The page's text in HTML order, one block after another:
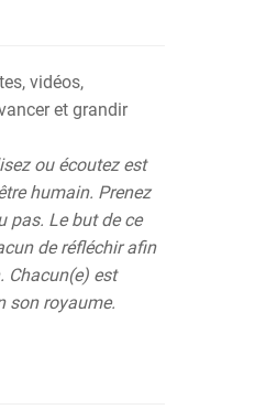
vidéos,
et grandir
ou écoutez est
humain. Prenez
pas. Le but de ce
de réfléchir afin
Chacun(e) est
son royaume.